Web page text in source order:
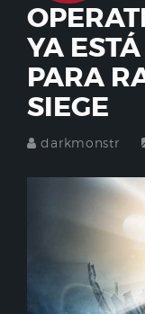
YA
PARA
SIEGE
darkmonstr